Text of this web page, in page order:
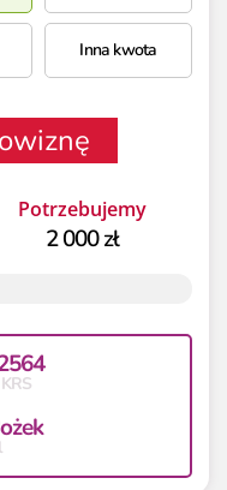
Inna kwota
Potrzebujemy
2 000 zł